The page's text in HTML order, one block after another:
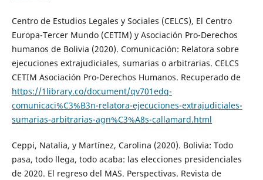
Centro de Estudios Legales y Sociales (CELCS), El Centro
Europa-Tercer Mundo (CETIM) y Asociación Pro-Derechos
humanos de Bolivia (2020). Comunicación: Relatora sobre
ejecuciones extrajudiciales, sumarias o arbitrarias. CELCS
CETIM Asociación Pro-Derechos Humanos. Recuperado de
https://1library.co/document/qv701edq-
comunicaci%C3%B3n-relatora-ejecuciones-extrajudiciales-
sumarias-arbitrarias-agn%C3%A8s-callamard.html
Ceppi, Natalia, y Martínez, Carolina (2020). Bolivia: Todo
pasa, todo llega, todo acaba: las elecciones presidenciales
de 2020. El regreso del MAS. Perspectivas. Revista de